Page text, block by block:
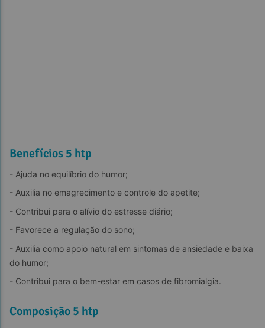
Benefícios 5 htp
- Ajuda no equilíbrio do humor;
- Auxilia no emagrecimento e controle do apetite;
- Contribui para o alívio do estresse diário;
- Favorece a regulação do sono;
- Auxilia como apoio natural em sintomas de ansiedade e baixa
do humor;
- Contribui para o bem-estar em casos de fibromialgia.
Composição 5 htp